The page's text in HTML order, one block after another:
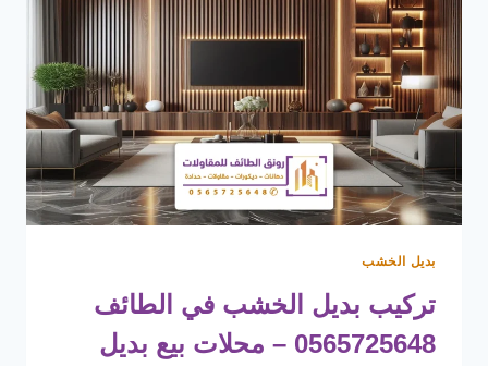
السواتر
في
الطائف
–
أفضل
تركيب
سواتر
الطائف
بديل الخشب
تركيب بديل الخشب في الطائف
0565725648 – محلات بيع بديل